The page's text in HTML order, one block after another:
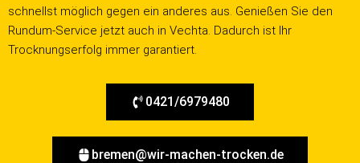
s
p
r
schnellst möglich gegen ein anderes aus. Genießen Sie den
Rundum-Service jetzt auch in Vechta. Dadurch ist Ihr
Trocknungserfolg immer garantiert.
0421/6979480
bremen@wir-machen-trocken.de